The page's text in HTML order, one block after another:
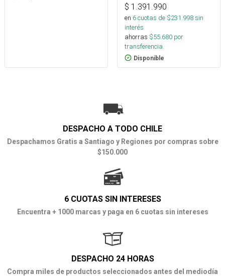
$ 1.391.990
en 6cuotas de $231.998sin
interés
ahorras $55.680 por
transferencia.
Disponible
DESPACHO A TODO CHILE
Despachamos Gratis a Santiago y Regiones por compras sobre
$150.000
6 CUOTAS SIN INTERESES
Encuentra + 1000 marcas y paga en 6 cuotas sin intereses
DESPACHO 24 HORAS
Compra miles de productos seleccionados antes del mediodía